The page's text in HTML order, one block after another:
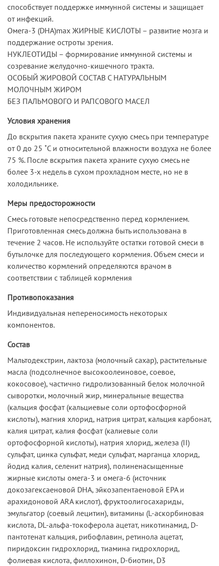
способствует поддержке иммунной системы и защищает
от инфекций.
Омега-3 (DHA)max ЖИРНЫЕ КИСЛОТЫ – развитие мозга и
поддержание остроты зрения.
НУКЛЕОТИДЫ – формирование иммунной системы и
созревание желудочно-кишечного тракта.
ОСОБЫЙ ЖИРОВОЙ СОСТАВ С НАТУРАЛЬНЫМ
МОЛОЧНЫМ ЖИРОМ
БЕЗ ПАЛЬМОВОГО И РАПСОВОГО МАСЕЛ
Условия хранения
До вскрытия пакета храните сухую смесь при температуре
от 0 до 25 ˚С и относительной влажности воздуха не более
75 %. После вскрытия пакета храните сухую смесь не
более 3-х недель в сухом прохладном месте, но не в
холодильнике.
Меры предосторожности
Смесь готовьте непосредственно перед кормлением.
Приготовленная смесь должна быть использована в
течение 2 часов. Не используйте остатки готовой смеси в
бутылочке для последующего кормления. Объем смеси и
количество кормлений определяются врачом в
соответствии с таблицей кормления
Противопоказания
Индивидуальная непереносимость некоторых
компонентов.
Состав
Мальтодекстрин, лактоза (молочный сахар), растительные
масла (подсолнечное высокоолеиновое, соевое,
кокосовое), частично гидролизованный белок молочной
сыворотки, молочный жир, минеральные вещества
(кальция фосфат (кальциевые соли ортофосфорной
кислоты), магния хлорид, натрия цитрат, кальция карбонат,
калия цитрат, калия фосфат (калиевые соли
ортофосфорной кислоты), натрия хлорид, железа (II)
сульфат, цинка сульфат, меди сульфат, марганца хлорид,
йодид калия, селенит натрия), полиненасыщенные
жирные кислоты омега-3 и омега-6 (источник
докозагексаеновой DHA, эйкозапентаеновой EPA и
арахидоновой ARA кислот), фруктоолигосахариды,
эмульгатор (соевый лецитин), витамины (L-аскорбиновая
кислота, DL-альфа-токоферола ацетат, никотинамид, D-
пантотенат кальция, рибофлавин, ретинола ацетат,
пиридоксин гидрохлорид, тиамина гидрохлорид,
фолиевая кислота, филлохинон, D-биотин, D3